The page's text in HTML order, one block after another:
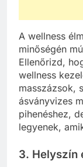
A wellness
minőségén
Ellenőrizd,
wellness
masszázsok,
ásványvizes
pihenéshez,
legyenek,
3. Helyszín